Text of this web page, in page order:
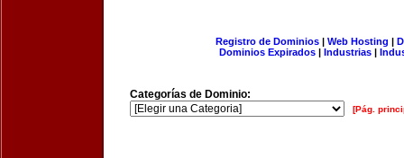
Registro de Dominios| Web Hosting |
Dominios Expirados | Industrias |
Categorías de Dominio:
[Pág.